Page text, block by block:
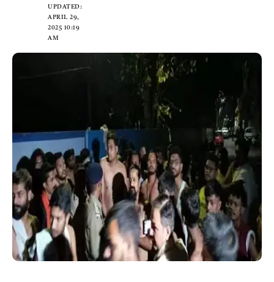
UPDATED:
APRIL 29,
2025 10:19
AM